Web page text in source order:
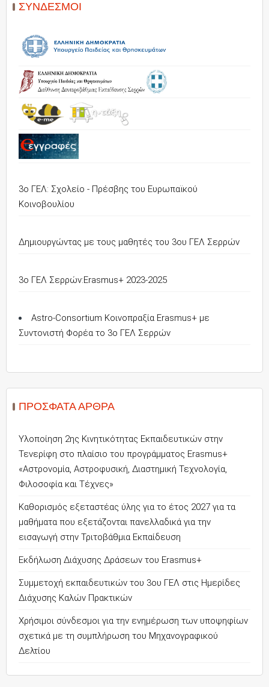
ΣΎΝΔΕΣΜΟΙ
3ο ΓΕΛ: Σχολείο - Πρέσβης του Ευρωπαϊκού
Κοινοβουλίου
Δημιουργώντας με τους μαθητές του 3ου ΓΕΛ Σερρών
3o ΓΕΛ Σερρών:Erasmus+ 2023-2025
Astro-Consortium Κοινοπραξία Erasmus+ με
Συντονιστή Φορέα το 3ο ΓΕΛ Σερρών
ΠΡΌΣΦΑΤΑ ΆΡΘΡΑ
Υλοποίηση 2ης Κινητικότητας Εκπαιδευτικών στην
Τενερίφη στο πλαίσιο του προγράμματος Erasmus+
«Αστρονομία, Αστροφυσική, Διαστημική Τεχνολογία,
Φιλοσοφία και Τέχνες»
Καθορισμός εξεταστέας ύλης για το έτος 2027 για τα
μαθήματα που εξετάζονται πανελλαδικά για την
εισαγωγή στην Τριτοβάθμια Εκπαίδευση
Εκδήλωση Διάχυσης Δράσεων του Erasmus+
Συμμετοχή εκπαιδευτικών του 3ου ΓΕΛ στις Ημερίδες
Διάχυσης Καλών Πρακτικών
Χρήσιμοι σύνδεσμοι για την ενημέρωση των υποψηφίων
σχετικά με τη συμπλήρωση του Μηχανογραφικού
Δελτίου